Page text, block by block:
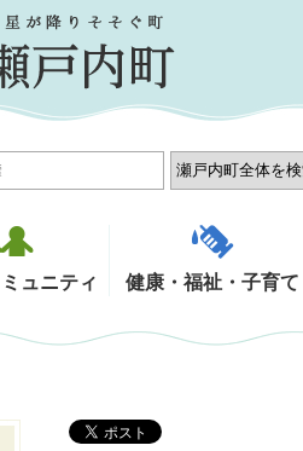
ュニティ 健康・福祉・子育て